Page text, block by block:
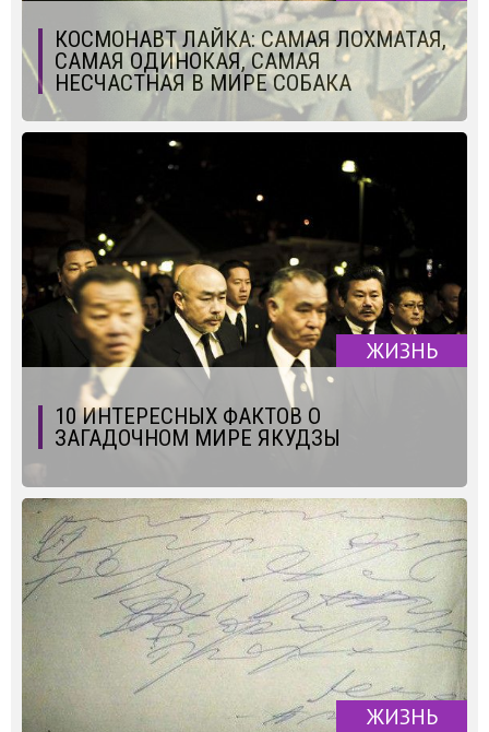
КОСМОНАВТ ЛАЙКА: САМАЯ ЛОХМАТАЯ,
САМАЯ ОДИНОКАЯ, САМАЯ
НЕСЧАСТНАЯ В МИРЕ СОБАКА
ЖИЗНЬ
10 ИНТЕРЕСНЫХ ФАКТОВ О
ЗАГАДОЧНОМ МИРЕ ЯКУДЗЫ
ЖИЗНЬ